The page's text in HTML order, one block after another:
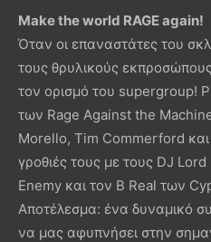
Make the world RAGE again!
Όταν οι επαναστάτες του
τους θρυλικούς
τον ορισμό του supergroup!
των Rage Against the
Morello, Tim Commerford
γροθιές τους με τους DJ
Enemy και τον B Real των
Αποτέλεσμα: ένα δυναμικό
να μας αφυπνήσει στην